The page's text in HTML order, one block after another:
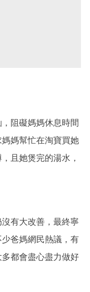
阻礙媽媽休息時間
媽幫忙在淘寶買她
且她煲完的湯水，
有大改善，最終寧
爸媽網民熱議，有
都會盡心盡力做好